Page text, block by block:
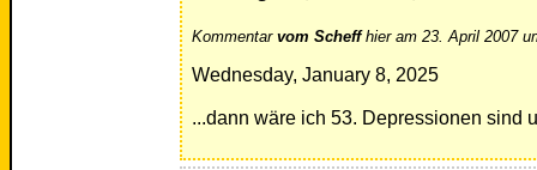
Kommentar vom Scheffhier am 23. April 2007
Wednesday, January 8, 2025
...dann wäre ich 53. Depressionen sind